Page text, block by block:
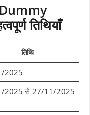
तिथियाँ
तिथि
2025
2025 से 27/11/2025